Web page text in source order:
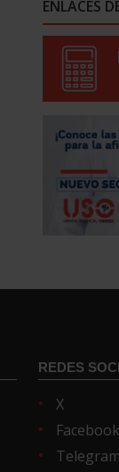
ENLACES
REDES
X
Facebook
Telegram